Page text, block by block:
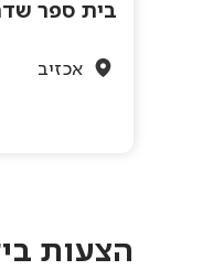
בית ספר
אכזיב
הצעות